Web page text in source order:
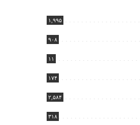
۱,۹۹۵
۹۰۸
۱۱
۱۷۴
۲,۵۸۴
۳۱۸